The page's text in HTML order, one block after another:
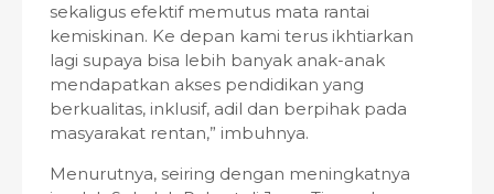
sekaligus efektif memutus mata rantai
kemiskinan. Ke depan kami terus ikhtiarkan
lagi supaya bisa lebih banyak anak-anak
mendapatkan akses pendidikan yang
berkualitas, inklusif, adil dan berpihak pada
masyarakat rentan,” imbuhnya.
Menurutnya, seiring dengan meningkatnya